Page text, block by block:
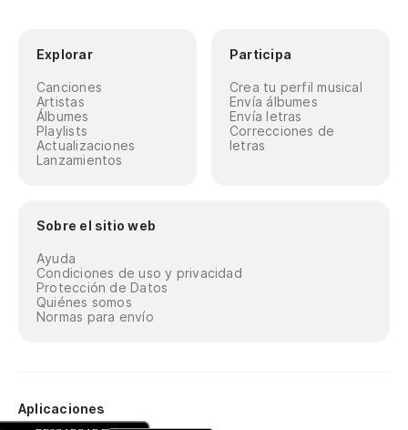
Explorar
Canciones
Artistas
Álbumes
Playlists
Actualizaciones
Lanzamientos
Participa
Crea tu perfil musical
Envía álbumes
Envía letras
Correcciones de
letras
Sobre el sitio web
Ayuda
Condiciones de uso y privacidad
Protección de Datos
Quiénes somos
Normas para envío
Aplicaciones